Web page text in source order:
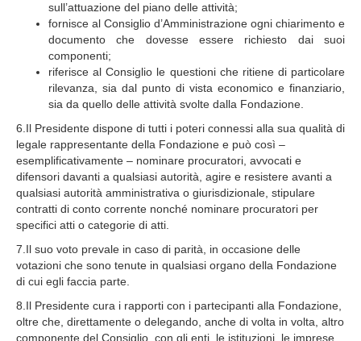
sull’attuazione del piano delle attività;
fornisce al Consiglio d’Amministrazione ogni chiarimento e
documento che dovesse essere richiesto dai suoi
componenti;
riferisce al Consiglio le questioni che ritiene di particolare
rilevanza, sia dal punto di vista economico e finanziario,
sia da quello delle attività svolte dalla Fondazione.
6.Il Presidente dispone di tutti i poteri connessi alla sua qualità di
legale rappresentante della Fondazione e può così –
esemplificativamente – nominare procuratori, avvocati e
difensori davanti a qualsiasi autorità, agire e resistere avanti a
qualsiasi autorità amministrativa o giurisdizionale, stipulare
contratti di conto corrente nonché nominare procuratori per
specifici atti o categorie di atti.
7.Il suo voto prevale in caso di parità, in occasione delle
votazioni che sono tenute in qualsiasi organo della Fondazione
di cui egli faccia parte.
8.Il Presidente cura i rapporti con i partecipanti alla Fondazione,
oltre che, direttamente o delegando, anche di volta in volta, altro
componente del Consiglio, con gli enti, le istituzioni, le imprese